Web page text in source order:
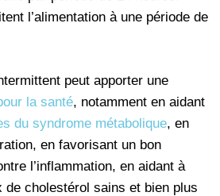
l’alimentation à une période de
peut apporter une
la santé, notamment en aidant
du syndrome métabolique, en
en favorisant un bon
l’inflammation, en aidant à
de cholestérol sains et bien plus